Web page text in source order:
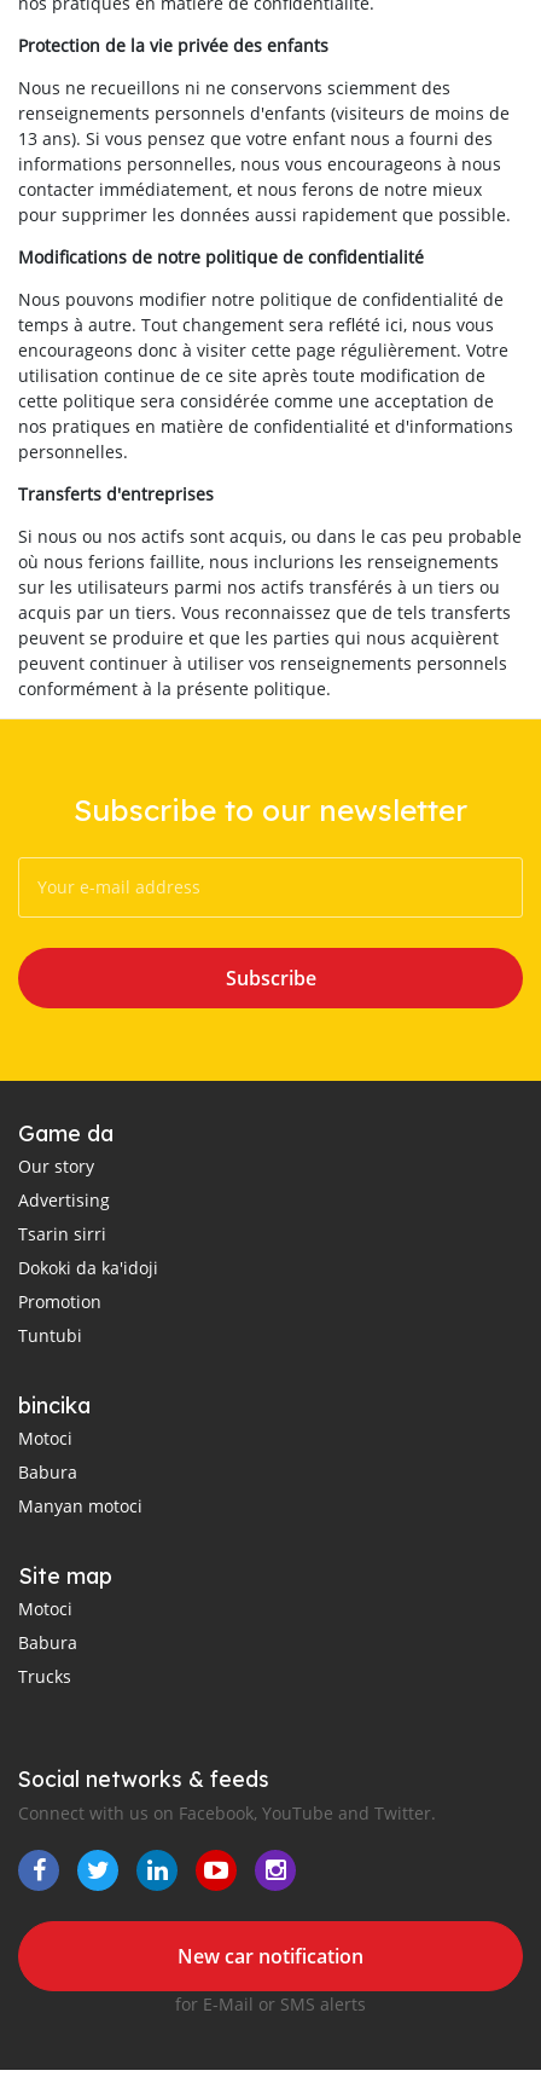
Protection de la vie privée des enfants
Nous ne recueillons ni ne conservons sciemment des
renseignements personnels d'enfants (visiteurs de moins de
13 ans). Si vous pensez que votre enfant nous a fourni des
informations personnelles, nous vous encourageons à nous
contacter immédiatement, et nous ferons de notre mieux
pour supprimer les données aussi rapidement que possible.
Modifications de notre politique de confidentialité
Nous pouvons modifier notre politique de confidentialité de
temps à autre. Tout changement sera reflété ici, nous vous
encourageons donc à visiter cette page régulièrement. Votre
utilisation continue de ce site après toute modification de
cette politique sera considérée comme une acceptation de
nos pratiques en matière de confidentialité et d'informations
personnelles.
Transferts d'entreprises
Si nous ou nos actifs sont acquis, ou dans le cas peu probable
où nous ferions faillite, nous inclurions les renseignements
sur les utilisateurs parmi nos actifs transférés à un tiers ou
acquis par un tiers. Vous reconnaissez que de tels transferts
peuvent se produire et que les parties qui nous acquièrent
peuvent continuer à utiliser vos renseignements personnels
conformément à la présente politique.
Subscribe to our newsletter
Subscribe
Game da
Our story
Advertising
Tsarin sirri
Dokoki da ka'idoji
Promotion
Tuntubi
bincika
Motoci
Babura
Manyan motoci
Site map
Motoci
Babura
Trucks
Social networks & feeds
Connect with us on Facebook, YouTube and Twitter.
New car notification
for E-Mail or SMS alerts